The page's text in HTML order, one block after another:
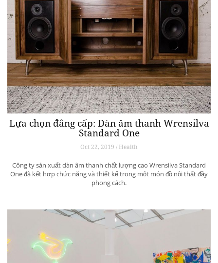
Lựa chọn đẳng cấp: Dàn âm thanh Wrensilva
Standard One
Oct 22, 2019 / Health
Công ty sản xuất dàn âm thanh chất lượng cao Wrensilva Standard
One đã kết hợp chức năng và thiết kế trong một món đồ nội thất đầy
phong cách.